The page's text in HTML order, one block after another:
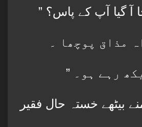
مذاق پوچھا ۔
بیٹھے خستہ حال فقیر